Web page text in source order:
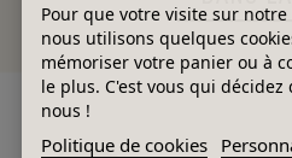
Pour que votre visite sur
nous utilisons quelques
mémoriser votre panier ou à
le plus. C'est vous qui
nous !
Politique de cookies